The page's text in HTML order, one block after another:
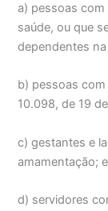
a) pessoas
saúde, ou que
dependentes
b) pessoas
10.098, de 19
c) gestantes e
amamentação; e
d) servidores